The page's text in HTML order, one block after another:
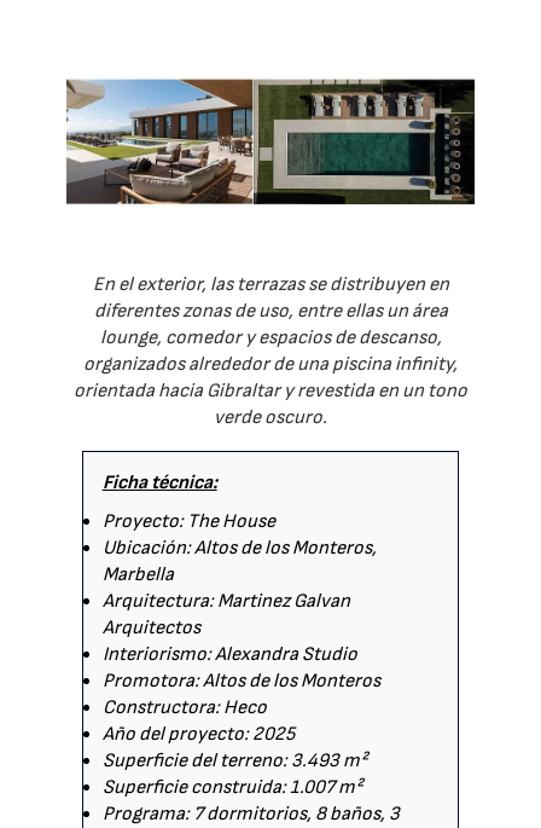
En el exterior, las terrazas se distribuyen en
diferentes zonas de uso, entre ellas un área
lounge, comedor y espacios de descanso,
organizados alrededor de una piscina infinity,
orientada hacia Gibraltar y revestida en un tono
verde oscuro.
Ficha técnica:
Proyecto: The House
Ubicación: Altos de los Monteros,
Marbella
Arquitectura: Martinez Galvan
Arquitectos
Interiorismo: Alexandra Studio
Promotora: Altos de los Monteros
Constructora: Heco
Año del proyecto: 2025
Superficie del terreno: 3.493 m²
Superficie construida: 1.007 m²
Programa: 7 dormitorios, 8 baños, 3